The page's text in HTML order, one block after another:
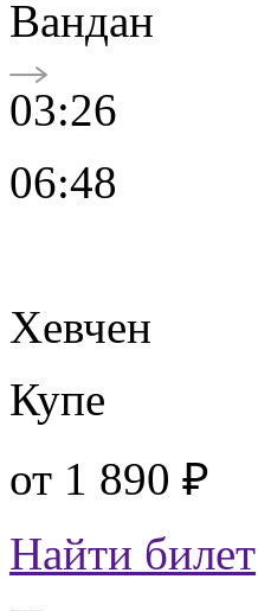
Вандан
03:26
06:48
Хевчен
Купе
от 1 890 ₽
Найти билет